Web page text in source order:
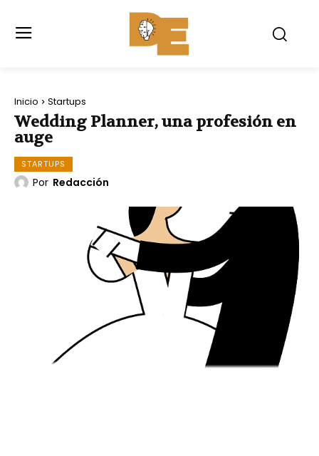
Inicio Startups
Wedding Planner, una profesión en
auge
STARTUPS
Por Redacción